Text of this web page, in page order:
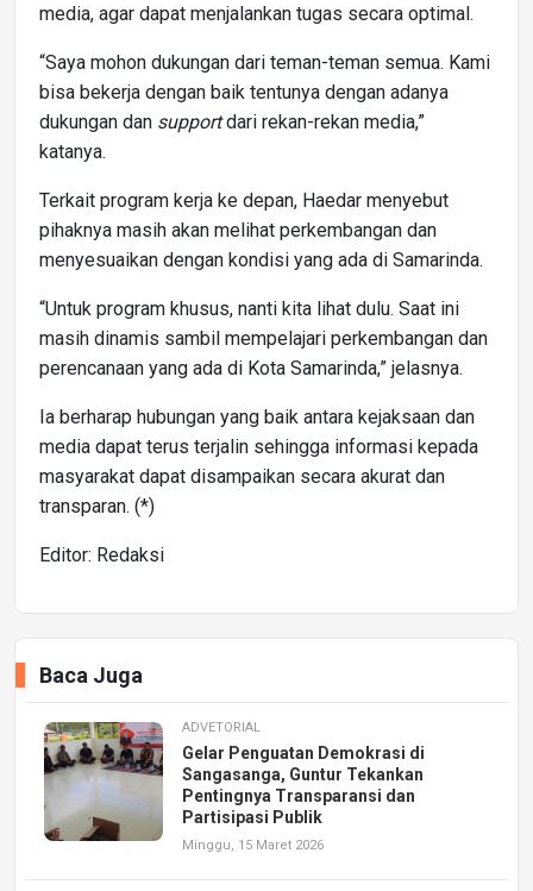
media, agar dapat menjalankan tugas secara optimal.
“Saya mohon dukungan dari teman-teman semua. Kami
bisa bekerja dengan baik tentunya dengan adanya
dukungan dan supportdari rekan-rekan media,”
katanya.
Terkait program kerja ke depan, Haedar menyebut
pihaknya masih akan melihat perkembangan dan
menyesuaikan dengan kondisi yang ada di Samarinda.
“Untuk program khusus, nanti kita lihat dulu. Saat ini
masih dinamis sambil mempelajari perkembangan dan
perencanaan yang ada di Kota Samarinda,” jelasnya.
Ia berharap hubungan yang baik antara kejaksaan dan
media dapat terus terjalin sehingga informasi kepada
masyarakat dapat disampaikan secara akurat dan
transparan. (*)
Editor: Redaksi
Baca Juga
ADVETORIAL
Gelar Penguatan Demokrasi di
Sangasanga, Guntur Tekankan
Pentingnya Transparansi dan
Partisipasi Publik
Minggu, 15 Maret 2026